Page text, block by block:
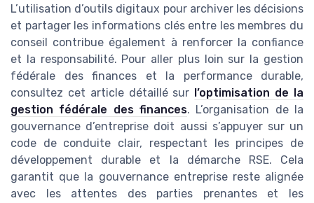
L’utilisation d’outils digitaux pour archiver les décisions
et partager les informations clés entre les membres du
conseil contribue également à renforcer la confiance
et la responsabilité. Pour aller plus loin sur la gestion
fédérale des finances et la performance durable,
consultez cet article détaillé sur l’optimisation de la
gestion fédérale des finances. L’organisation de la
gouvernance d’entreprise doit aussi s’appuyer sur un
code de conduite clair, respectant les principes de
développement durable et la démarche RSE. Cela
garantit que la gouvernance entreprise reste alignée
avec les attentes des parties prenantes et les